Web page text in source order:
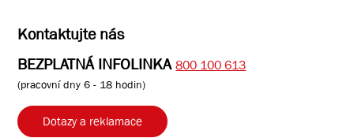
Kontaktujte nás
BEZPLATNÁ INFOLINKA 800 100 613
(pracovní dny 6 - 18 hodin)
Dotazy a reklamace